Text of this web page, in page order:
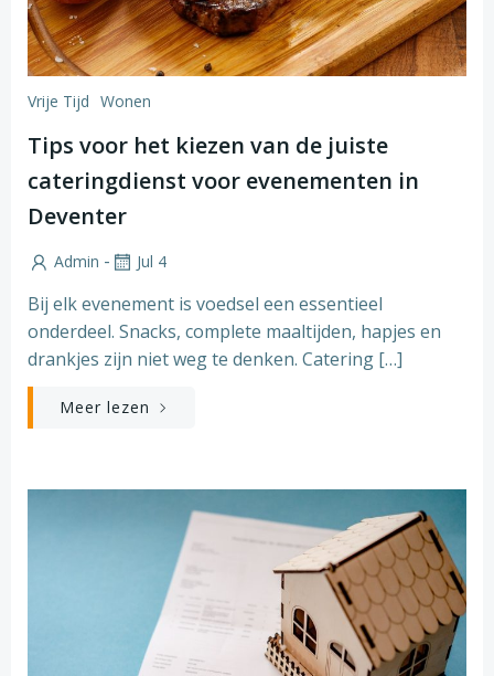
Vrije Tijd Wonen
Tips voor het kiezen van de juiste
cateringdienst voor evenementen in
Deventer
Admin - Jul 4
Bij elk evenement is voedsel een essentieel
onderdeel. Snacks, complete maaltijden, hapjes en
drankjes zijn niet weg te denken. Catering […]
Meer lezen